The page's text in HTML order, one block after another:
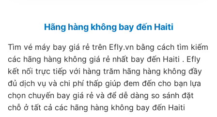
Hãng hàng không bay đến Haiti
Tìm vé máy bay giá rẻ trên Efly.vn bằng cách tìm kiếm
các hãng hàng không giá rẻ nhất bay đến Haiti . Efly
kết nối trực tiếp với hàng trăm hãng hàng không đầy
đủ dịch vụ và chi phí thấp giúp đem đến cho bạn lựa
chọn chuyến bay giá rẻ và để dễ dàng so sánh đặt
chỗ ở tất cả các hãng hàng không bay đến Haiti